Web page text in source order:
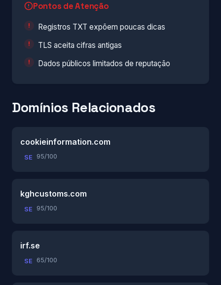
Pontos de Atenção
Registros TXT expõem poucas dicas
TLS aceita cifras antigas
Dados públicos limitados de reputação
Domínios Relacionados
cookieinformation.com
SE 95/100
kghcustoms.com
SE 95/100
irf.se
SE 65/100